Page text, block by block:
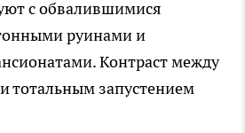
с обвалившимися
руинами и
Контраст между
тотальным запустением